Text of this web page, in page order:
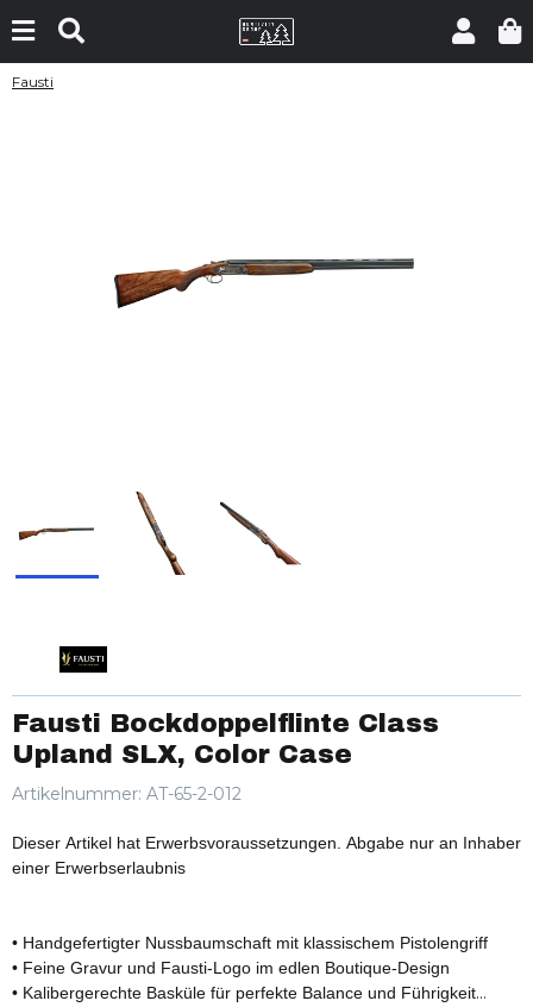
Fausti
Fausti Bockdoppelflinte Class
Upland SLX, Color Case
Artikelnummer: AT-65-2-012
Dieser Artikel hat Erwerbsvoraussetzungen. Abgabe nur an Inhaber
einer Erwerbserlaubnis
• Handgefertigter Nussbaumschaft mit klassischem Pistolengriff
• Feine Gravur und Fausti-Logo im edlen Boutique-Design
• Kalibergerechte Basküle für perfekte Balance und Führigkeit